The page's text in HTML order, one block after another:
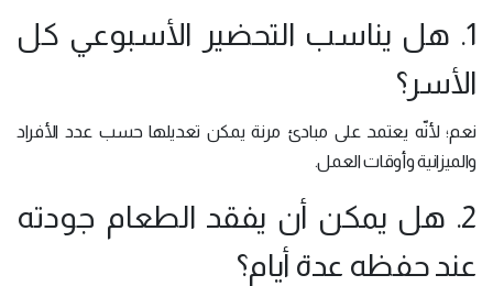
1. هل يناسب التحضير الأسبوعي كل
الأسر؟
نعم؛ لأنّه يعتمد على مبادئ مرنة يمكن تعديلها حسب عدد الأفراد
والميزانية وأوقات العمل.
2. هل يمكن أن يفقد الطعام جودته
عند حفظه عدة أيام؟